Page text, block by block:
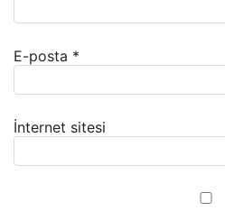
E-posta *
İnternet sitesi